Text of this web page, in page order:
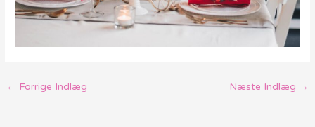
← Forrige Indlæg Næste Indlæg →